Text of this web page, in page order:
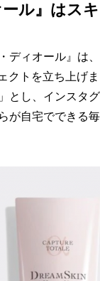
ル』はス
ィオール』は、
クトを立ち上げ
とし、インスタ
が自宅でできる